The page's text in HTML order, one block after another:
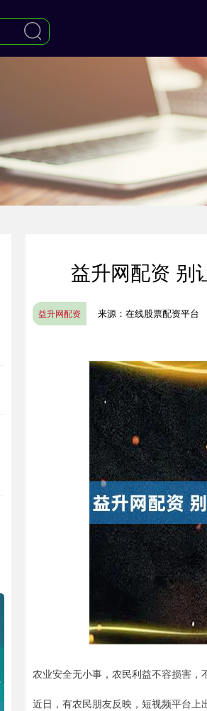
益升网配资 别
益升网配资 来源：在线股票配资平台
农业安全无小事，农民利益不容损害
近日，有农民朋友反映，短视频平台上